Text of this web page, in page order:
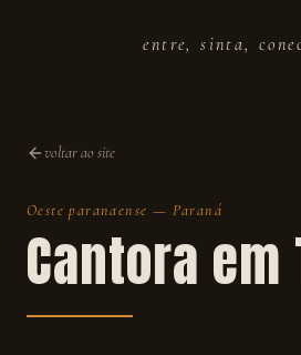
entre, sinta,
voltar ao site
Oeste paranaense — Paraná
Cantora em